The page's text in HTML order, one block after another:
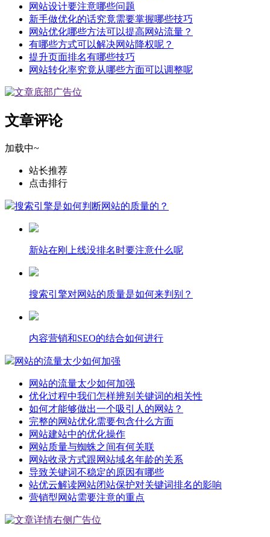
网站设计要注意哪些问题
新手做优化的话究竟需要掌握哪些技巧
网站优化哪些方法可以提高网站流量？
有哪些方式可以解决网站降权呢？
提升页面排名有哪些技巧
网站转化率究竟从哪些方面可以调整呢
文章评论
加载中~
站长推荐
点击排行
搜索引擎是如何判断网站的质量的？
新站在刚上线没排名时要注意什么呢
搜索引擎对网站的质量是如何来判别？
内容营销和SEO的结合如何进行
网站的流量太少如何加强
网站的流量太少如何加强
优化过程中我们怎样辨别关键词的相关性
如何才能够做出一个吸引人的网站？
完整的网站优化需要包含什么方面
网站建站中的优化操作
网站质量与蜘蛛之间有何关联
网站收录方式跟网站域名年龄的关系
导致关键词不稳定的原因有哪些
站优云解读网站闭站保护对关键词排名的影响
营销型网站需要注意的重点